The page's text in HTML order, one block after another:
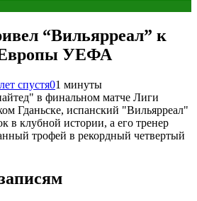
“Вильярреал” к
Европы УЕФА
спустя01 минуты
в финальном матче Лиги
Гданьске, испанский "Вильярреал"
в клубной истории, а его тренер
трофей в рекордный четвертый